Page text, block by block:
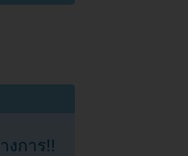
งการ!!